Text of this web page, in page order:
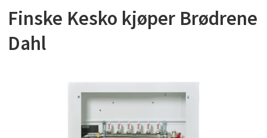
Finske Kesko kjøper Brødrene
Dahl